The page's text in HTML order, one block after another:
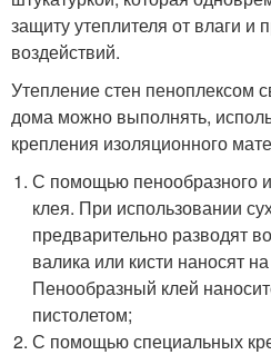
защиту утеплителя от влаги и
воздействий.
Утепление стен пеноплексом
дома можно выполнять,
крепления изоляционного
С помощью пенообразного
клея. При использовании
предварительно разводят
валика или кисти наносят
Пенообразный клей
пистолетом;
С помощью специальных